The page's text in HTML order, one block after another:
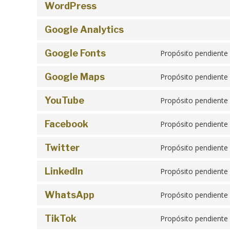
WordPress
Google Analytics
Google Fonts Propósito
Google Maps Propósito
YouTube Propósito
Facebook Propósito
Twitter Propósito
LinkedIn Propósito
WhatsApp Propósito
TikTok Propósito